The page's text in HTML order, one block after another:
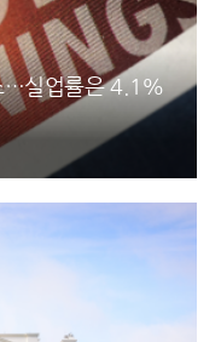
…실업률은 4.1%